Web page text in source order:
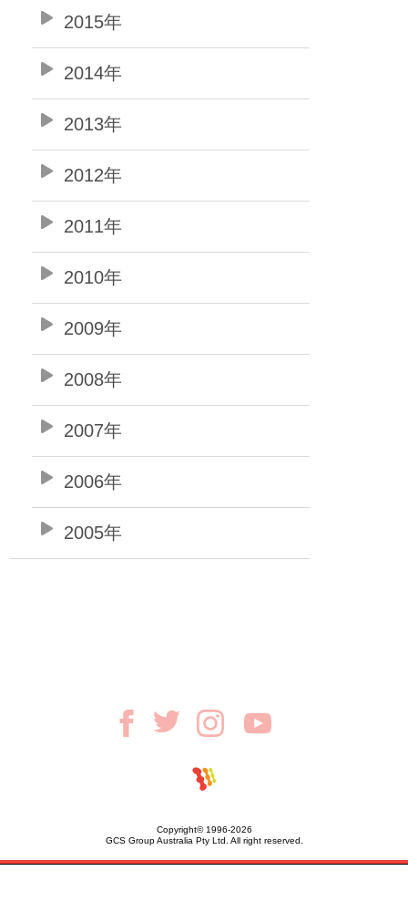
2015年
2014年
2013年
2012年
2011年
2010年
2009年
2008年
2007年
2006年
2005年
Copyright© 1996-2026
GCS Group Australia Pty Ltd. All right reserved.